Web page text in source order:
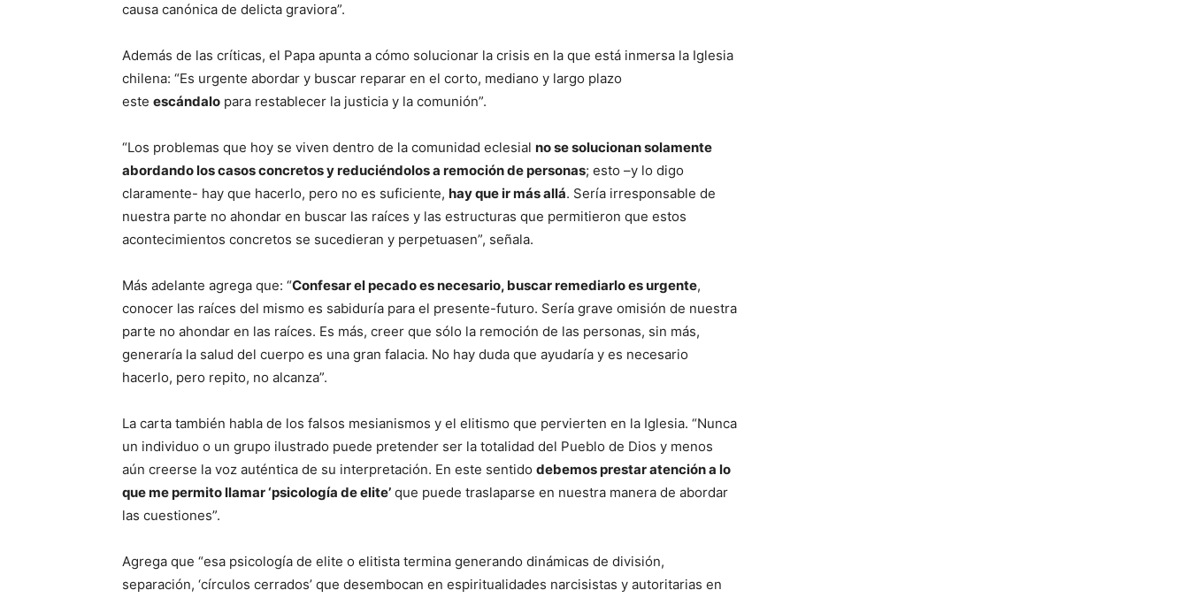
causa canónica de delicta graviora”.
Además de las críticas, el Papa apunta a cómo solucionar la crisis en la que está inmersa la Iglesia
chilena: “Es urgente abordar y buscar reparar en el corto, mediano y largo plazo
este escándalo para restablecer la justicia y la comunión”.
“Los problemas que hoy se viven dentro de la comunidad eclesial no se solucionan solamente
abordando los casos concretos y reduciéndolos a remoción de personas; esto –y lo digo
claramente- hay que hacerlo, pero no es suficiente, hay que ir más allá. Sería irresponsable de
nuestra parte no ahondar en buscar las raíces y las estructuras que permitieron que estos
acontecimientos concretos se sucedieran y perpetuasen”, señala.
Más adelante agrega que: “Confesar el pecado es necesario, buscar remediarlo es urgente,
conocer las raíces del mismo es sabiduría para el presente-futuro. Sería grave omisión de nuestra
parte no ahondar en las raíces. Es más, creer que sólo la remoción de las personas, sin más,
generaría la salud del cuerpo es una gran falacia. No hay duda que ayudaría y es necesario
hacerlo, pero repito, no alcanza”.
La carta también habla de los falsos mesianismos y el elitismo que pervierten en la Iglesia. “Nunca
un individuo o un grupo ilustrado puede pretender ser la totalidad del Pueblo de Dios y menos
aún creerse la voz auténtica de su interpretación. En este sentido debemos prestar atención a lo
que me permito llamar ‘psicología de elite’ que puede traslaparse en nuestra manera de abordar
las cuestiones”.
Agrega que “esa psicología de elite o elitista termina generando dinámicas de división,
separación, ‘círculos cerrados’ que desembocan en espiritualidades narcisistas y autoritarias en